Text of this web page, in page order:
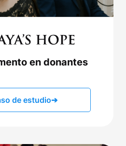
en donantes
de estudio➔